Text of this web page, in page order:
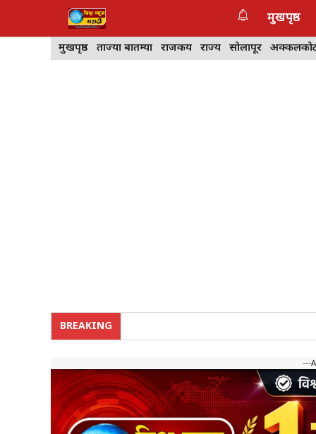
मुखपृष्ठ
मुखपृष्ठ ताज्या बातम्या राजकीय राज्य सोलापूर
BREAKING
---